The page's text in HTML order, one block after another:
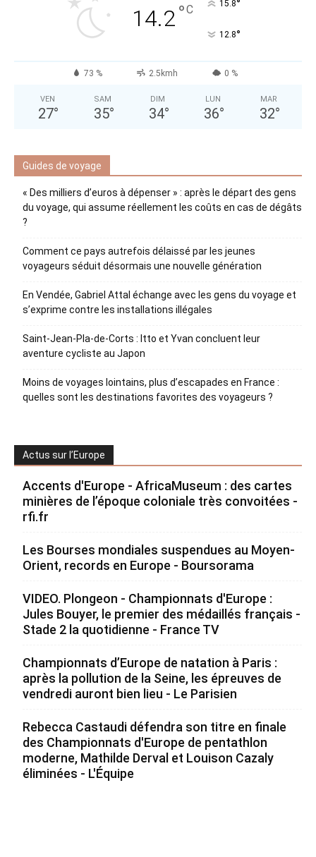
14.2°C 15.8°
12.8°
73 % 2.5kmh 0 %
VEN
27°
SAM
35°
DIM
34°
LUN
36°
MAR
32°
Guides de voyage
« Des milliers d’euros à dépenser » : après le départ des gens
du voyage, qui assume réellement les coûts en cas de dégâts
?
Comment ce pays autrefois délaissé par les jeunes
voyageurs séduit désormais une nouvelle génération
En Vendée, Gabriel Attal échange avec les gens du voyage et
s’exprime contre les installations illégales
Saint-Jean-Pla-de-Corts : Itto et Yvan concluent leur
aventure cycliste au Japon
Moins de voyages lointains, plus d’escapades en France :
quelles sont les destinations favorites des voyageurs ?
Actus sur l’Europe
Accents d'Europe - AfricaMuseum : des cartes
minières de l’époque coloniale très convoitées -
rfi.fr
Les Bourses mondiales suspendues au Moyen-
Orient, records en Europe - Boursorama
VIDEO. Plongeon - Championnats d'Europe :
Jules Bouyer, le premier des médaillés français -
Stade 2 la quotidienne - France TV
Championnats d’Europe de natation à Paris :
après la pollution de la Seine, les épreuves de
vendredi auront bien lieu - Le Parisien
Rebecca Castaudi défendra son titre en finale
des Championnats d'Europe de pentathlon
moderne, Mathilde Derval et Louison Cazaly
éliminées - L'Équipe